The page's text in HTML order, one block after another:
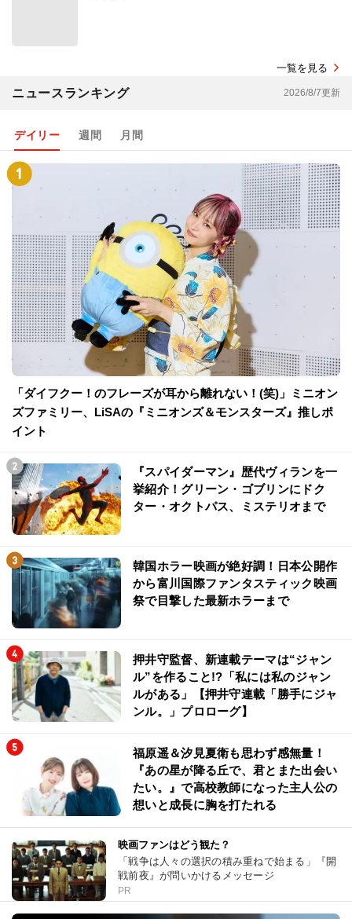
一覧を見る
ニュースランキング 2026/8/7更新
デイリー 週間 月間
「ダイフクー！のフレーズが耳から離れない！(笑)」ミニオン
ズファミリー、LiSAの『ミニオンズ＆モンスターズ』推しポ
イント
『スパイダーマン』歴代ヴィランを一
挙紹介！グリーン・ゴブリンにドク
ター・オクトパス、ミステリオまで
韓国ホラー映画が絶好調！日本公開作
から富川国際ファンタスティック映画
祭で目撃した最新ホラーまで
押井守監督、新連載テーマは“ジャン
ル”を作ること!?「私には私のジャン
ルがある」【押井守連載「勝手にジャ
ンル。」プロローグ】
福原遥＆汐見夏衛も思わず感無量！
『あの星が降る丘で、君とまた出会い
たい。』で高校教師になった主人公の
想いと成長に胸を打たれる
映画ファンはどう観た？
「戦争は人々の選択の積み重ねで始まる」『開
戦前夜』が問いかけるメッセージ
PR